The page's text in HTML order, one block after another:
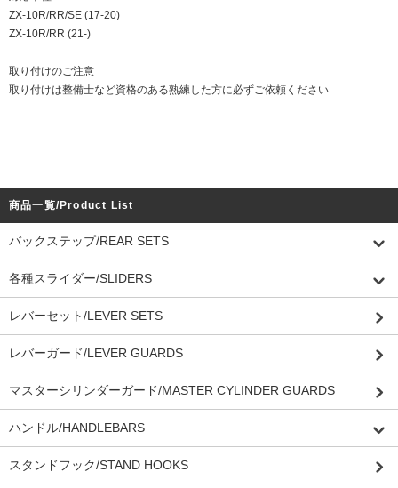
ZX-10R/RR/SE (17-20)
ZX-10R/RR (21-)
取り付けのご注意
取り付けは整備士など資格のある熟練した方に必ずご依頼ください
商品一覧/Product List
バックステップ/REAR SETS
各種スライダー/SLIDERS
レバーセット/LEVER SETS
レバーガード/LEVER GUARDS
マスターシリンダーガード/MASTER CYLINDER GUARDS
ハンドル/HANDLEBARS
スタンドフック/STAND HOOKS